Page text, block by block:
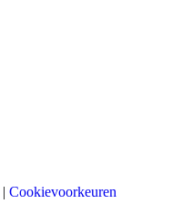
| Cookievoorkeuren